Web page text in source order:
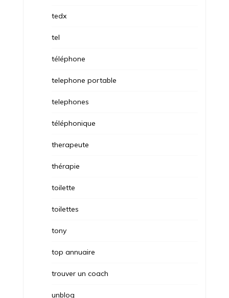
tedx
tel
téléphone
telephone portable
telephones
téléphonique
therapeute
thérapie
toilette
toilettes
tony
top annuaire
trouver un coach
unblog